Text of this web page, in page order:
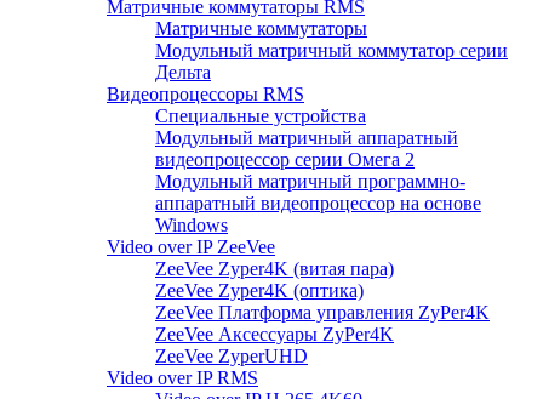
Матричные коммутаторы RMS
Матричные коммутаторы
Модульный матричный коммутатор серии
Дельта
Видеопроцессоры RMS
Специальные устройства
Модульный матричный аппаратный
видеопроцессор серии Омега 2
Модульный матричный программно-
аппаратный видеопроцессор на основе
Windows
Video over IP ZeeVee
ZeeVee Zyper4K (витая пара)
ZeeVee Zyper4K (оптика)
ZeeVee Платформа управления ZyPer4K
ZeeVee Аксессуары ZyPer4K
ZeeVee ZyperUHD
Video over IP RMS